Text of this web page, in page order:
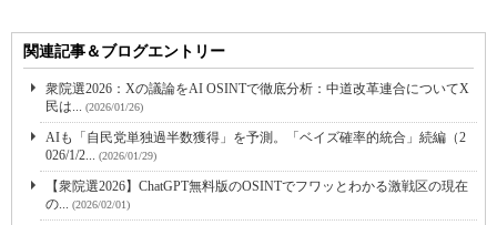
関連記事＆ブログエントリー
衆院選2026：Xの議論をAI OSINTで徹底分析：中道改革連合についてX
民は...
(2026/01/26)
AIも「自民党単独過半数獲得」を予測。「ベイズ確率的統合」続編（2
026/1/2...
(2026/01/29)
【衆院選2026】ChatGPT無料版のOSINTでフワッとわかる激戦区の現在
の...
(2026/02/01)